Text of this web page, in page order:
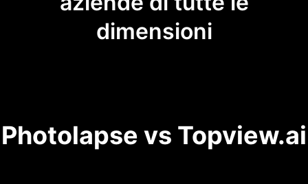
dimensioni
Photolapse vs Topview.ai